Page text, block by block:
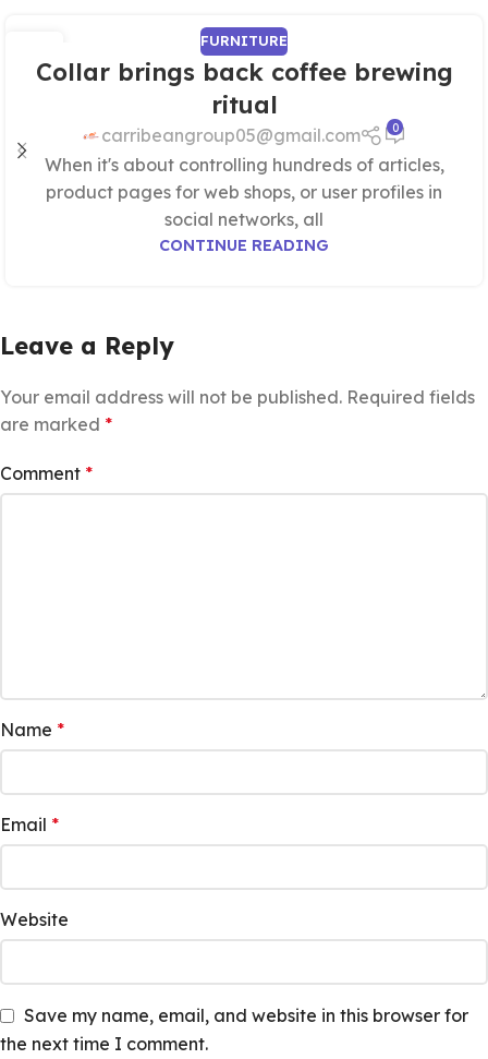
AUG
FURNITURE
Collar brings back coffee brewing
ritual
carribeangroup05@gmail.com 0
When it's about controlling hundreds of articles,
product pages for web shops, or user profiles in
social networks, all
CONTINUE READING
Leave a Reply
Your email address will not be published. Required fields
are marked *
Comment *
Name *
Email *
Website
Save my name, email, and website in this browser for
the next time I comment.